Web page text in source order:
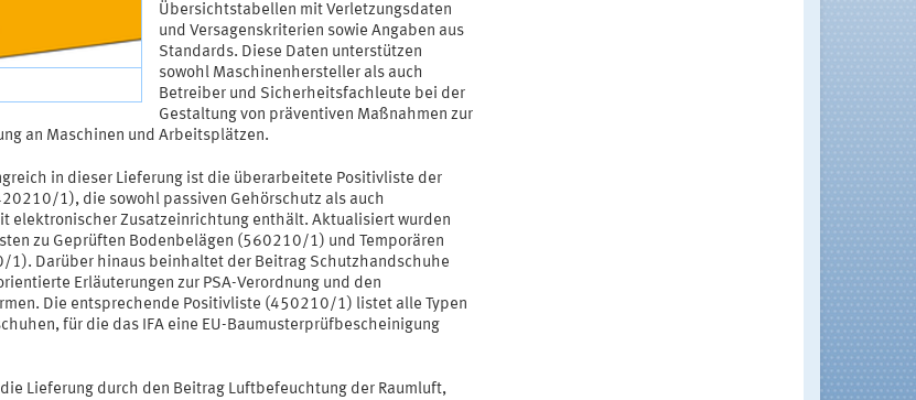
Übersichtstabellen mit Verletzungsdaten
und Versagenskriterien sowie Angaben aus
Standards. Diese Daten unterstützen
sowohl Maschinenhersteller als auch
Betreiber und Sicherheitsfachleute bei der
Gestaltung von präventiven Maßnahmen zur
an Maschinen und Arbeitsplätzen.
in dieser Lieferung ist die überarbeitete Positivliste der
1), die sowohl passiven Gehörschutz als auch
elektronischer Zusatzeinrichtung enthält. Aktualisiert wurden
zu Geprüften Bodenbelägen (560210/1) und Temporären
1). Darüber hinaus beinhaltet der Beitrag Schutzhandschuhe
Erläuterungen zur PSA-Verordnung und den
Die entsprechende Positivliste (450210/1) listet alle Typen
für die das IFA eine EU-Baumusterprüfbescheinigung
Lieferung durch den Beitrag Luftbefeuchtung der Raumluft,